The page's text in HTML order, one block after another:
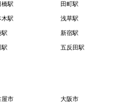
ン注文書を意味します。
は、定期建物賃貸借契約（以下
）の開始日のことで、利用者の
します。
保留することを意味します。
物件を予約するために必要な当社
橋駅 田町駅
木駅 浅草駅
駅 新宿駅
駅 五反田駅
屋市 大阪市